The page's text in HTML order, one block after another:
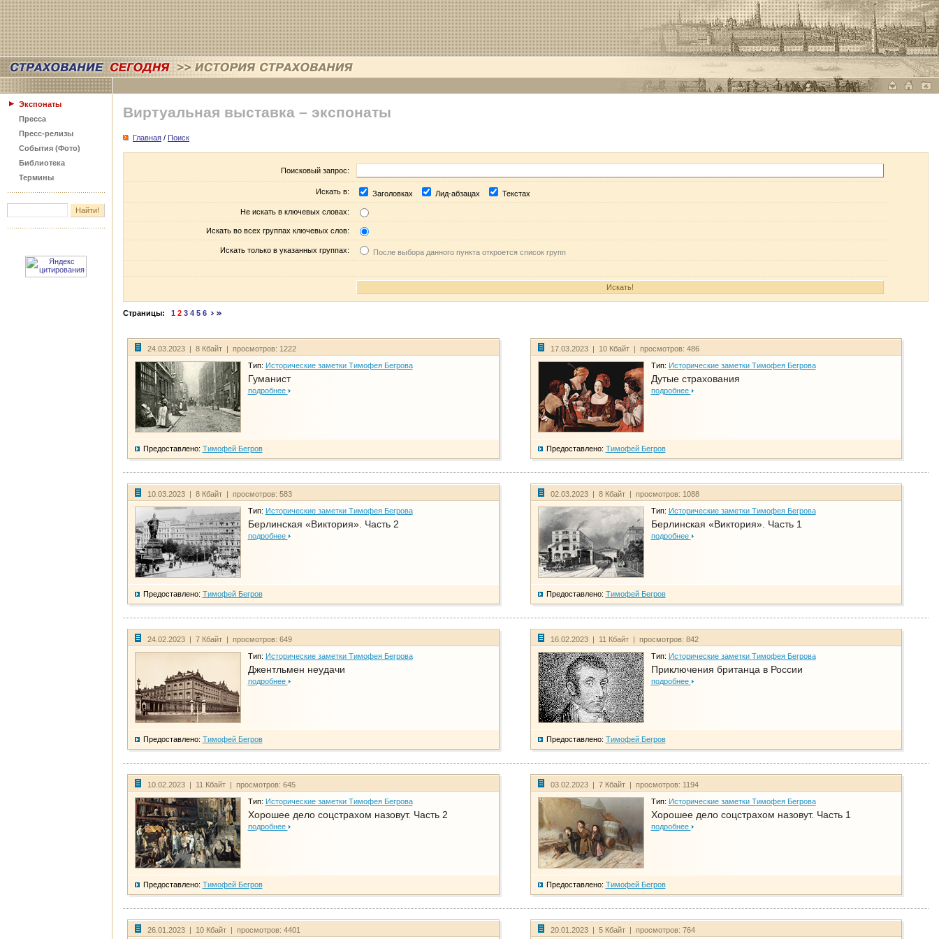
Экспонаты
Пресса
Пресс-релизы
События (Фото)
Библиотека
Термины
Виртуальная выставка – экспонаты
Главная / Поиск
Поисковый запрос:
Искать в: Заголовках Лид-абзацах Текстах
Не искать в ключевых словах:
Искать во всех группах ключевых слов:
Искать только в указанных группах: После выбора данного пункта откроется список групп
Страницы: 1 2 3 4 5 6
24.03.2023 | 8 Кбайт | просмотров: 1222
Тип: Исторические заметки Тимофея Бегрова
Гуманист
подробнее
Предоставлено: Тимофей Бегров
17.03.2023 | 10 Кбайт | просмотров: 486
Тип: Исторические заметки Тимофея Бегрова
Дутые страхования
подробнее
Предоставлено: Тимофей Бегров
10.03.2023 | 8 Кбайт | просмотров: 583
Тип: Исторические заметки Тимофея Бегрова
Берлинская «Виктория». Часть 2
подробнее
Предоставлено: Тимофей Бегров
02.03.2023 | 8 Кбайт | просмотров: 1088
Тип: Исторические заметки Тимофея Бегрова
Берлинская «Виктория». Часть 1
подробнее
Предоставлено: Тимофей Бегров
24.02.2023 | 7 Кбайт | просмотров: 649
Тип: Исторические заметки Тимофея Бегрова
Джентльмен неудачи
подробнее
Предоставлено: Тимофей Бегров
16.02.2023 | 11 Кбайт | просмотров: 842
Тип: Исторические заметки Тимофея Бегрова
Приключения британца в России
подробнее
Предоставлено: Тимофей Бегров
10.02.2023 | 11 Кбайт | просмотров: 645
Тип: Исторические заметки Тимофея Бегрова
Хорошее дело соцстрахом назовут. Часть 2
подробнее
Предоставлено: Тимофей Бегров
03.02.2023 | 7 Кбайт | просмотров: 1194
Тип: Исторические заметки Тимофея Бегрова
Хорошее дело соцстрахом назовут. Часть 1
подробнее
Предоставлено: Тимофей Бегров
26.01.2023 | 10 Кбайт | просмотров: 4401 20.01.2023 | 5 Кбайт | просмотров: 764